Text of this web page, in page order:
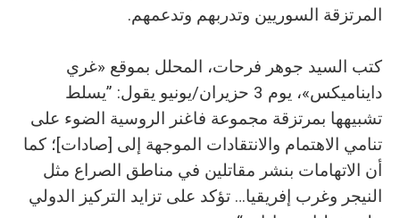
المرتزقة السوريين وتدربهم وتدعمهم.
كتب السيد جوهر فرحات، المحلل بموقع «غري
دايناميكس»، يوم 3 حزيران/يونيو يقول: ”يسلط
تشبيهها بمرتزقة مجموعة فاغنر الروسية الضوء على
تنامي الاهتمام والانتقادات الموجهة إلى [صادات]؛ كما
أن الاتهامات بنشر مقاتلين في مناطق الصراع مثل
النيجر وغرب إفريقيا… تؤكد على تزايد التركيز الدولي